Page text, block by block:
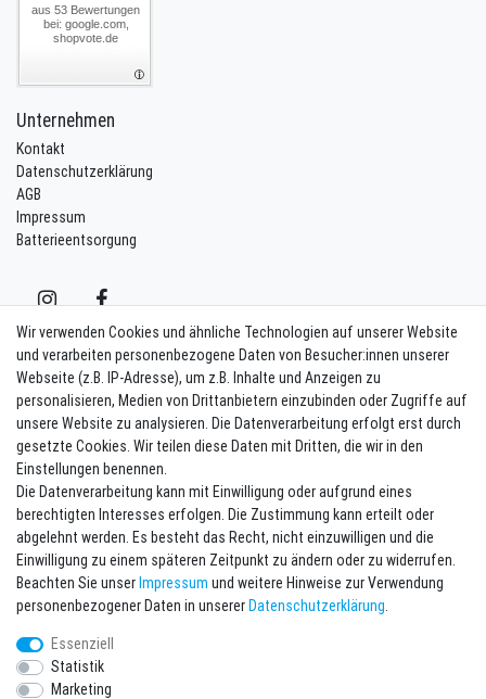
aus 53 Bewertungen
bei: google.com,
shopvote.de
Unternehmen
Kontakt
Datenschutzerklärung
AGB
Impressum
Batterieentsorgung
Vertrag widerrufen Kontakt
Newsletter eintragen
Melde Dich an um alle Vorteile zu genießen. Plus 10 EUR Gutschein für
die Newsletteranmeldung, einlösbar ab 75 EUR Warenwert!
E-MAIL **
Newsletter
Honig
Hiermit bestätige ich, dass ich dieDaten­schutz­erklärunggelesen habe. Meine
Einwilligung kann ich jederzeit widerrufen.**
Wir verwenden Cookies und ähnliche Technologien auf unserer Website
und verarbeiten personenbezogene Daten von Besucher:innen unserer
Webseite (z.B. IP-Adresse), um z.B. Inhalte und Anzeigen zu
personalisieren, Medien von Drittanbietern einzubinden oder Zugriffe auf
unsere Website zu analysieren. Die Datenverarbeitung erfolgt erst durch
gesetzte Cookies. Wir teilen diese Daten mit Dritten, die wir in den
Einstellungen benennen.
Die Datenverarbeitung kann mit Einwilligung oder aufgrund eines
berechtigten Interesses erfolgen. Die Zustimmung kann erteilt oder
abgelehnt werden. Es besteht das Recht, nicht einzuwilligen und die
Einwilligung zu einem späteren Zeitpunkt zu ändern oder zu widerrufen.
Beachten Sie unserImpressum und weitere Hinweise zur Verwendung
personenbezogener Daten in unsererDaten­schutz­erklärung.
Essenziell
Statistik
Marketing